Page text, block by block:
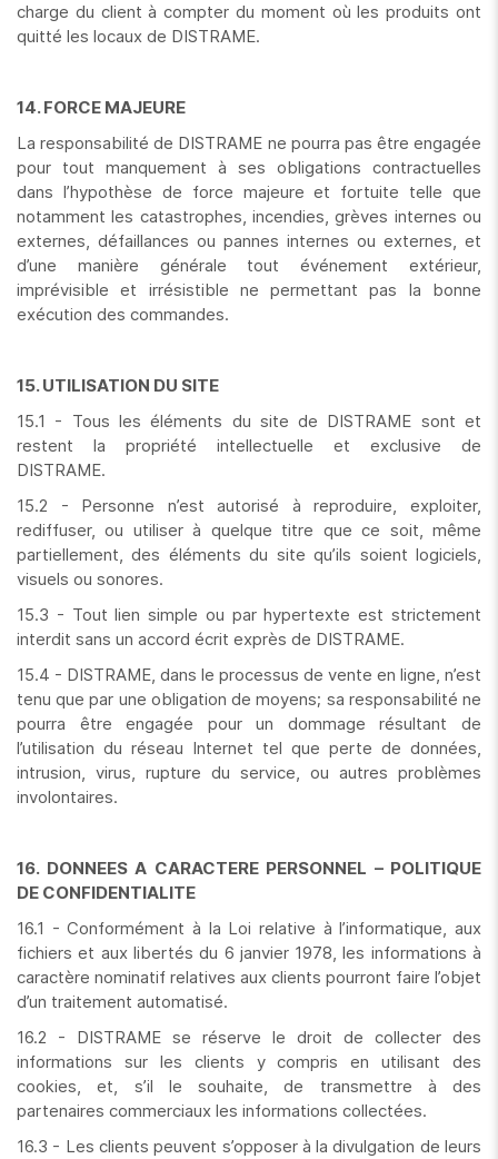
charge du client à compter du moment où les produits ont
quitté les locaux de DISTRAME.
14. FORCE MAJEURE
La responsabilité de DISTRAME ne pourra pas être engagée
pour tout manquement à ses obligations contractuelles
dans l’hypothèse de force majeure et fortuite telle que
notamment les catastrophes, incendies, grèves internes ou
externes, défaillances ou pannes internes ou externes, et
d’une manière générale tout événement extérieur,
imprévisible et irrésistible ne permettant pas la bonne
exécution des commandes.
15. UTILISATION DU SITE
15.1 - Tous les éléments du site de DISTRAME sont et
restent la propriété intellectuelle et exclusive de
DISTRAME.
15.2 - Personne n’est autorisé à reproduire, exploiter,
rediffuser, ou utiliser à quelque titre que ce soit, même
partiellement, des éléments du site qu’ils soient logiciels,
visuels ou sonores.
15.3 - Tout lien simple ou par hypertexte est strictement
interdit sans un accord écrit exprès de DISTRAME.
15.4 - DISTRAME, dans le processus de vente en ligne, n’est
tenu que par une obligation de moyens; sa responsabilité ne
pourra être engagée pour un dommage résultant de
l’utilisation du réseau Internet tel que perte de données,
intrusion, virus, rupture du service, ou autres problèmes
involontaires.
16. DONNEES A CARACTERE PERSONNEL – POLITIQUE
DE CONFIDENTIALITE
16.1 - Conformément à la Loi relative à l’informatique, aux
fichiers et aux libertés du 6 janvier 1978, les informations à
caractère nominatif relatives aux clients pourront faire l’objet
d’un traitement automatisé.
16.2 - DISTRAME se réserve le droit de collecter des
informations sur les clients y compris en utilisant des
cookies, et, s’il le souhaite, de transmettre à des
partenaires commerciaux les informations collectées.
16.3 - Les clients peuvent s’opposer à la divulgation de leurs